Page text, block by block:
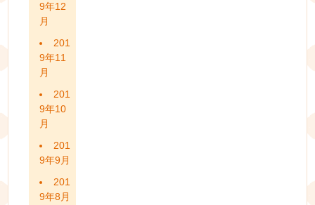
9年12
月
201
9年11
月
201
9年10
月
201
9年9月
201
9年8月